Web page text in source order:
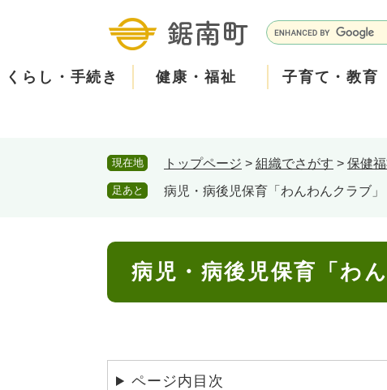
G
o
g
ス
タ
索
くらし・手続き
住民票・戸籍 保険・年金
消防・防災 防犯・安
ごみ・環境・ペット コミュニ
道路・交
健康・福祉
健康・医療 福祉・介護
子育て・教育
教育
産業振興 しごと
観る・遊ぶ
観光パン
町の概要 政策・施策
町の取り組み 広報・広
職員採用・人事
現在、掲載されている情報はありません。
現在地 トップページ > 組織でさがす > 保健
足あと 病児・病後児保育「わんわんクラブ」
本
病児・病後児保育「わ
ページ内目次